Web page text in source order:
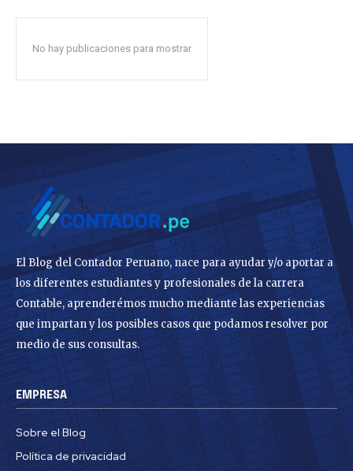
No hay publicaciones para mostrar
El Blog del Contador Peruano, nace para ayudar y/o aportar a
los diferentes estudiantes y profesionales de la carrera
Contable, aprenderémos mucho mediante las experiencias
que impartan y los posibles casos que podamos resolver por
medio de sus consultas.
EMPRESA
Sobre el Blog
Política de privacidad